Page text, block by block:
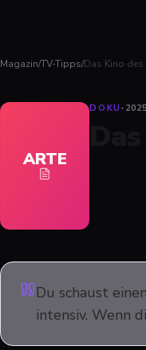
Magazin/TV-Tipps/Das Kino
ARTE
DOKU· 2025
Du schaust
intensiv. Wenn